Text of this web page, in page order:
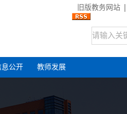
旧版教务网站
息公开 教师发展